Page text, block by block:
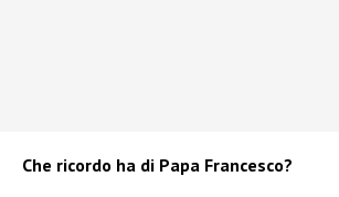
Che ricordo ha di Papa Francesco?